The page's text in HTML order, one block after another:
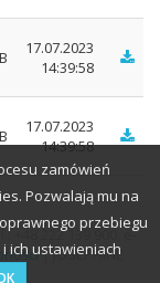
17.07.2023
14:39:58
17.07.2023
14:39:58
+48 222 139 900, e-
| JOSEPHINE
zamówień
Pozwalają mu na
przebiegu
ich ustawieniach